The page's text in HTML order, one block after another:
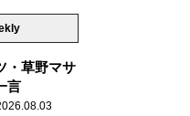
草野マサ
言